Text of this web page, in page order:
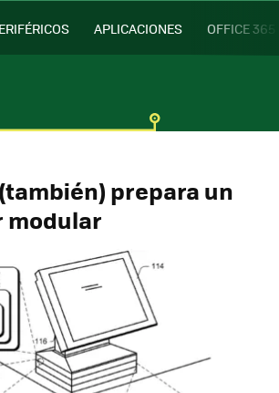
APLICACIONES OFFICE 365
prepara un
modular